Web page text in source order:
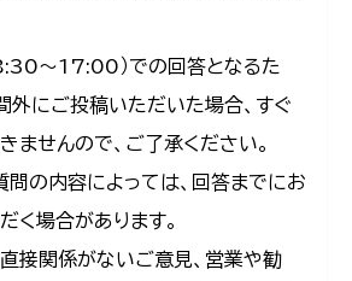
〜17:00）での回答となるた
外にご投稿いただいた場合、すぐ
ませんので、ご了承ください。
問の内容によっては、回答までにお
く場合があります。
接関係がないご意見、営業や勧